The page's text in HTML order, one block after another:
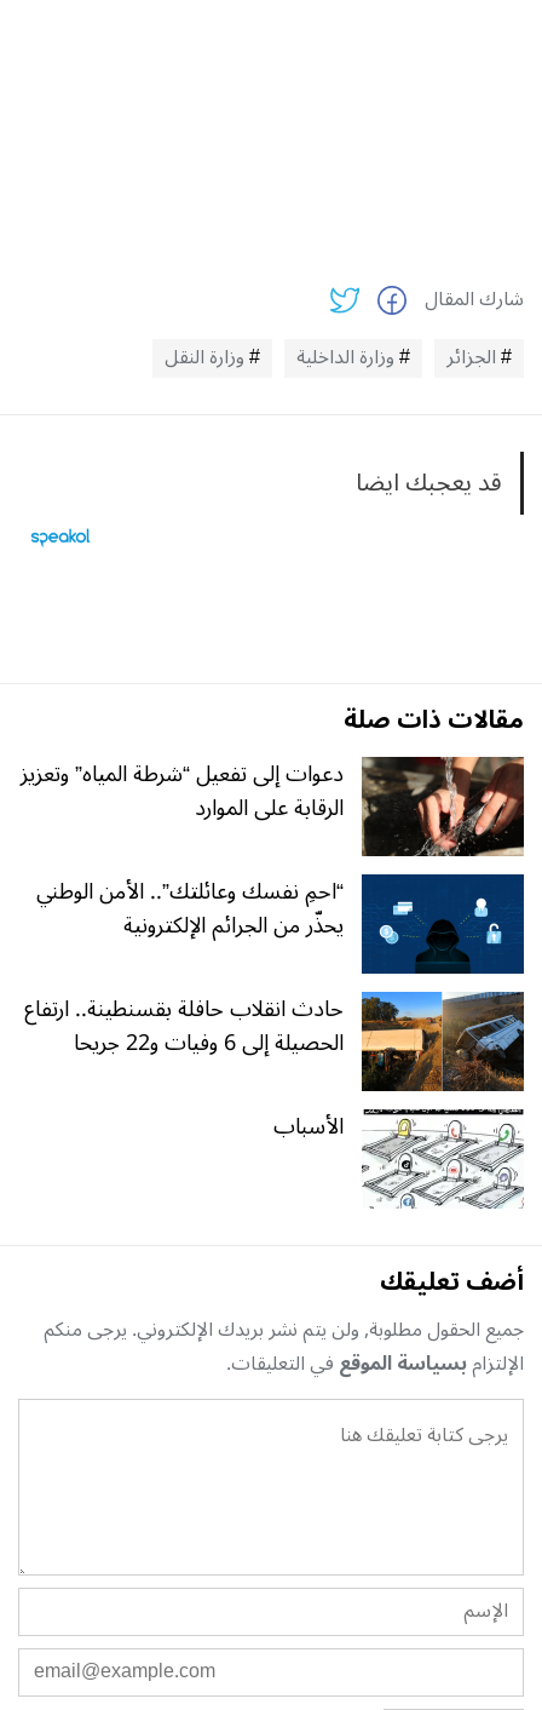
شارك المقال
الجزائر
وزارة الداخلية وزارة النقل
قد يعجبك ايضا
مقالات ذات صلة
دعوات إلى تفعيل “شرطة المياه” وتعزيز
الرقابة على الموارد
“احمِ نفسك وعائلتك”.. الأمن الوطني
يحذّر من الجرائم الإلكترونية
حادث انقلاب حافلة بقسنطينة.. ارتفاع
الحصيلة إلى 6 وفيات و22 جريحا
الأسباب
أضف تعليقك
جميع الحقول مطلوبة, ولن يتم نشر بريدك الإلكتروني. يرجى منكم
الإلتزامبسياسة الموقعفي التعليقات.